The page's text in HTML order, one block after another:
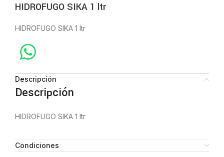
HIDROFUGO SIKA 1 ltr
HIDROFUGO SIKA 1 ltr
Descripción
Descripción
HIDROFUGO SIKA 1 ltr
Condiciones